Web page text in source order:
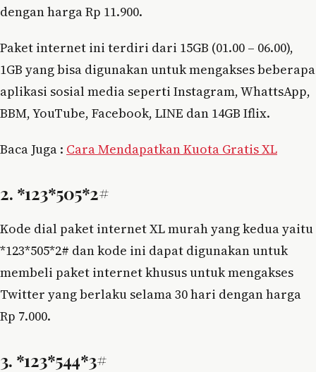
dengan harga Rp 11.900.
Paket internet ini terdiri dari 15GB (01.00 – 06.00),
1GB yang bisa digunakan untuk mengakses beberapa
aplikasi sosial media seperti Instagram, WhattsApp,
BBM, YouTube, Facebook, LINE dan 14GB Iflix.
Baca Juga : Cara Mendapatkan Kuota Gratis XL
2. *123*505*2#
Kode dial paket internet XL murah yang kedua yaitu
*123*505*2# dan kode ini dapat digunakan untuk
membeli paket internet khusus untuk mengakses
Twitter yang berlaku selama 30 hari dengan harga
Rp 7.000.
3. *123*544*3#